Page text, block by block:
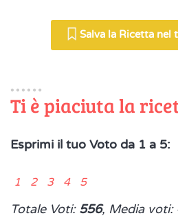
Salva la Ricetta nel
Ti è piaciuta la
Esprimi il tuo Voto da 1 a 5:
1 2 3 4 5
Totale Voti: 556, Media voti: